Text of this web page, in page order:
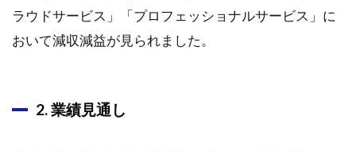
ラウドサービス」「プロフェッショナルサービス」に
おいて減収減益が見られました。
2. 業績見通し